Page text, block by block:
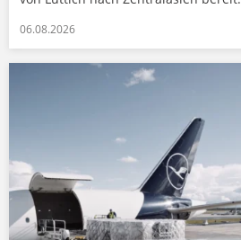
06.08.2026